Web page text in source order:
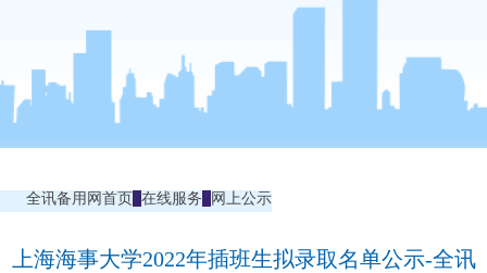
全讯备用网首页 在线服务 网上公示
上海海事大学2022年插班生拟录取名单公示-全讯